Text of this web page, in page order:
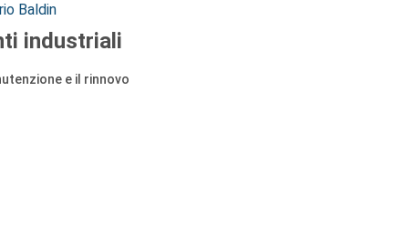
Baldin
industriali
e il rinnovo